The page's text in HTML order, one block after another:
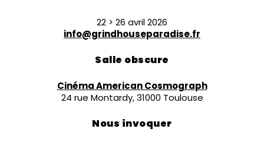
22 > 26 avril 2026
info@grindhouseparadise.fr
Salle obscure
Cinéma American Cosmograph
24 rue Montardy, 31000 Toulouse
Nous invoquer